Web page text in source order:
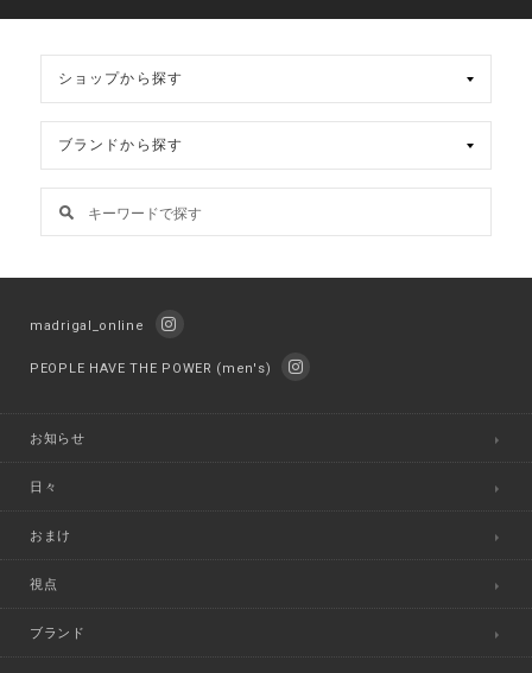
madrigal_online
PEOPLE HAVE THE POWER (men's)
お知らせ
日々
おまけ
視点
ブランド